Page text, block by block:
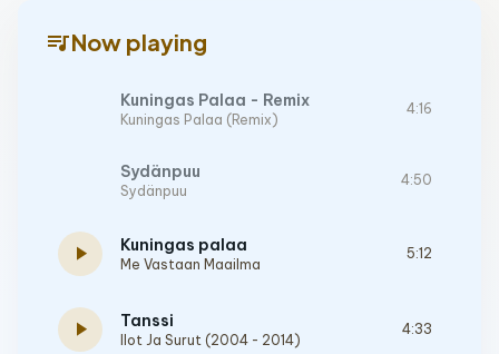
queue_musicNow playing
Kuningas Palaa - Remix
Kuningas Palaa (Remix)
4:16
Sydänpuu
Sydänpuu
4:50
play_arrow Kuningas palaa
Me Vastaan Maailma
5:12
play_arrow Tanssi
Ilot Ja Surut (2004 - 2014)
4:33